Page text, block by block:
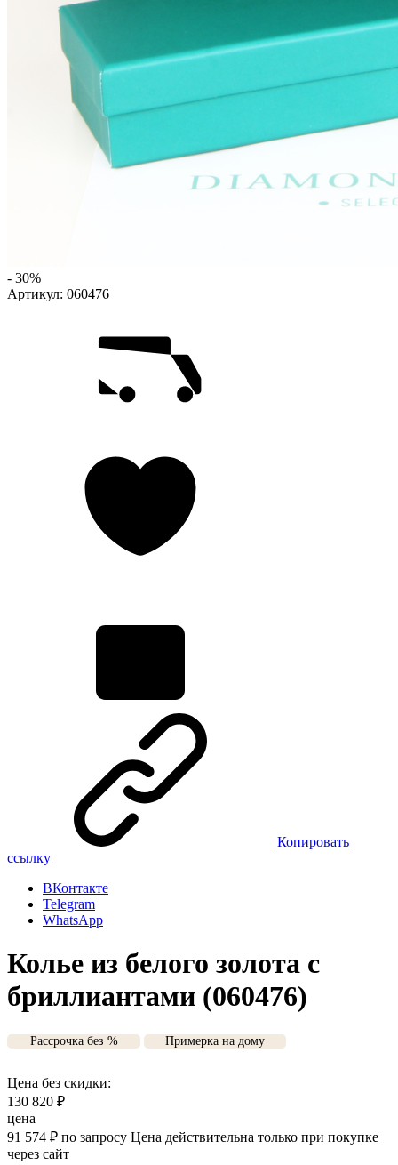
- 30%
Артикул: 060476
Копировать
ссылку
ВКонтакте
Telegram
WhatsApp
Колье из белого золота с
бриллиантами (060476)
Рассрочка без % Примерка на дому
Цена без скидки:
130 820 ₽
цена
91 574 ₽ по запросу Цена действительна только при покупке
через сайт